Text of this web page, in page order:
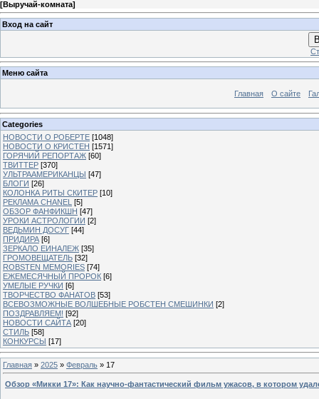
[Выручай-комната]
Вход на сайт
Меню сайта
Главная О сайте
Categories
НОВОСТИ О РОБЕРТЕ [1048]
НОВОСТИ О КРИСТЕН [1571]
ГОРЯЧИЙ РЕПОРТАЖ [60]
ТВИТТЕР [370]
УЛЬТРААМЕРИКАНЦЫ [47]
БЛОГИ [26]
КОЛОНКА РИТЫ СКИТЕР [10]
РЕКЛАМА CHANEL [5]
ОБЗОР ФАНФИКШН [47]
УРОКИ АСТРОЛОГИИ [2]
ВЕДЬМИН ДОСУГ [44]
ПРИДИРА [6]
ЗЕРКАЛО ЕИНАЛЕЖ [35]
ГРОМОВЕЩАТЕЛЬ [32]
ROBSTEN MEMORIES [74]
ЕЖЕМЕСЯЧНЫЙ ПРОРОК [6]
УМЕЛЫЕ РУЧКИ [6]
ТВОРЧЕСТВО ФАНАТОВ [53]
ВСЕВОЗМОЖНЫЕ ВОЛШЕБНЫЕ РОБСТЕН СМЕШИНКИ [2]
ПОЗДРАВЛЯЕМ! [92]
НОВОСТИ САЙТА [20]
СТИЛЬ [58]
КОНКУРСЫ [17]
Главная » 2025 » Февраль » 17
Обзор «Микки 17»: Как научно-фантастический фильм ужасов, в котором